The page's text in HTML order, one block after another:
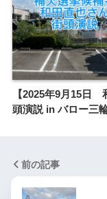
【2025年9月15日
頭演説 in バロー三輪
前の記事